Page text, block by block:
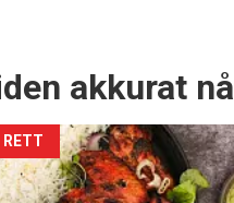
akkurat nå
RETT